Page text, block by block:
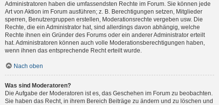
Administratoren haben die umfassendsten Rechte im Forum. Sie können jede
Art von Aktion im Forum ausführen; z. B. Berechtigungen setzen, Mitglieder
sperren, Benutzergruppen erstellen, Moderationsrechte vergeben usw. Die
Rechte, die ein Administrator hat, sind allerdings davon abhängig, welche
Rechte ihnen ein Gründer des Forums oder ein anderer Administrator erteilt
hat. Administratoren können auch volle Moderationsberechtigungen haben,
wenn ihnen das entsprechende Recht erteilt wurde.
Nach oben
Was sind Moderatoren?
Die Aufgabe der Moderatoren ist es, das Geschehen im Forum zu beobachten.
Sie haben das Recht, in ihrem Bereich Beiträge zu ändern und zu löschen und